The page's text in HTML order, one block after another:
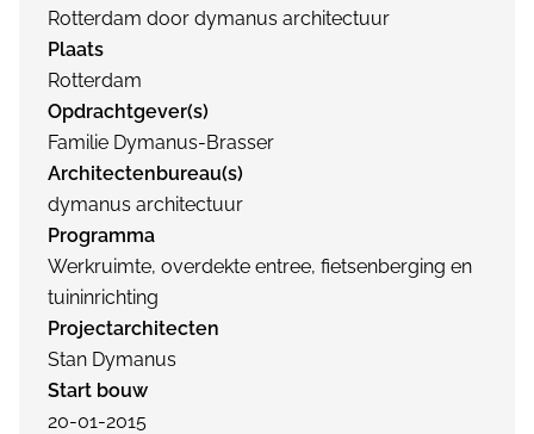
Rotterdam door dymanus architectuur
Plaats
Rotterdam
Opdrachtgever(s)
Familie Dymanus-Brasser
Architectenbureau(s)
dymanus architectuur
Programma
Werkruimte, overdekte entree, fietsenberging en
tuininrichting
Projectarchitecten
Stan Dymanus
Start bouw
20-01-2015